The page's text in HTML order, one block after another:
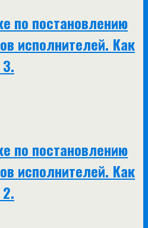
по постановлению
исполнителей. Как
по постановлению
исполнителей. Как